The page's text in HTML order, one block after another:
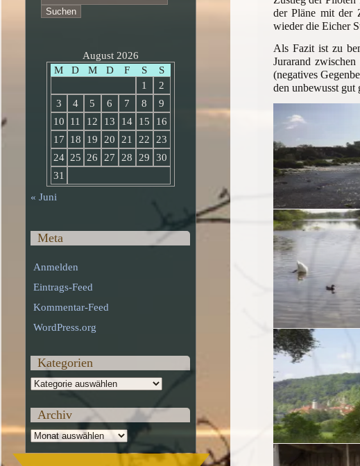
der Pläne mit der
wieder die Eicher
Als Fazit ist zu
Jurarand
(negatives
den unbewusst gut
nach:
August 2026
M
D M D F S
S
1
2
3
4 5 6 7 8
9
10
11 12 13 14 15
16
17
18 19 20 21 22
23
24 25 26 27 28 29
30
31
« Juni
Meta
Anmelden
Eintrags-Feed
Kommentar-Feed
WordPress.org
Kategorien
Kategorien
Archiv
Archiv